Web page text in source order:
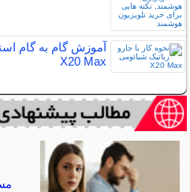
آموزش گام به گام
X20 Max